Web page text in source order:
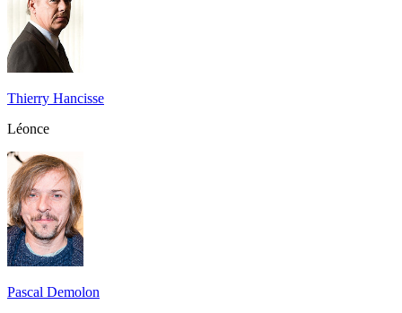
Thierry Hancisse
Léonce
Pascal Demolon